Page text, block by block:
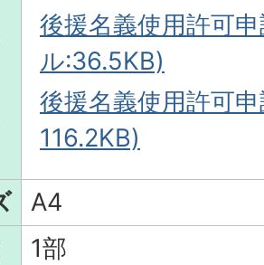
後援名義使用許可
ル:36.5KB)
後援名義使用許可
116.2KB)
A4
1部